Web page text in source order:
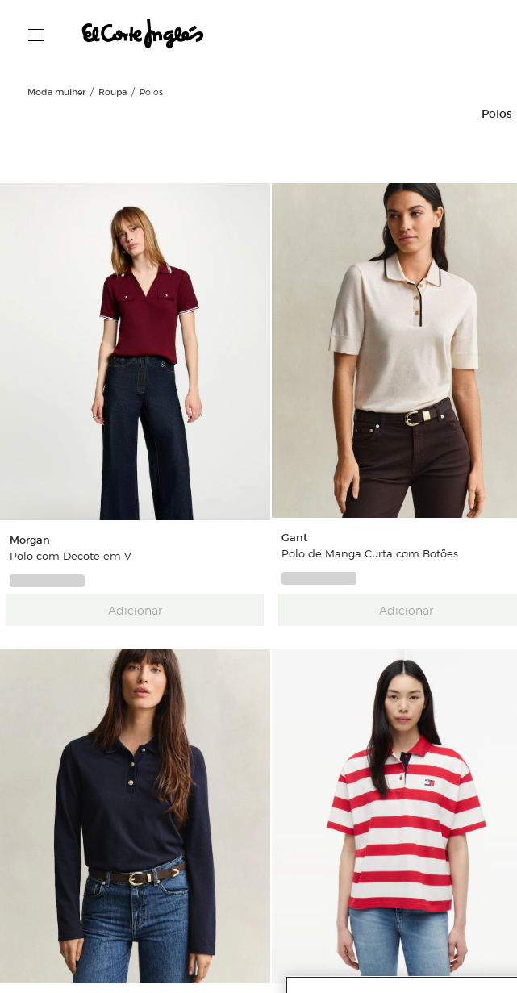
Moda mulher Roupa Polos
Polos
Morgan
Polo com Decote em V
Adicionar
Gant
Polo de Manga Curta com Botões
Adicionar